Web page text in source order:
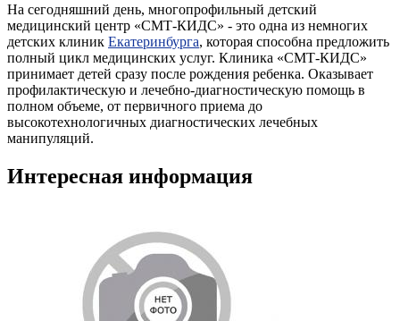
На сегодняшний день, многопрофильный детский
медицинский центр «СМТ-КИДС» - это одна из немногих
детских клиник Екатеринбурга, которая способна предложить
полный цикл медицинских услуг. Клиника «СМТ-КИДС»
принимает детей сразу после рождения ребенка. Оказывает
профилактическую и лечебно-диагностическую помощь в
полном объеме, от первичного приема до
высокотехнологичных диагностических лечебных
манипуляций.
Интересная информация